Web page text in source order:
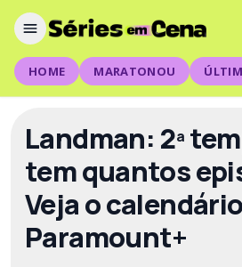
HOME MARATONOU
Landman: 2ª
tem quantos
Veja o
Paramount+